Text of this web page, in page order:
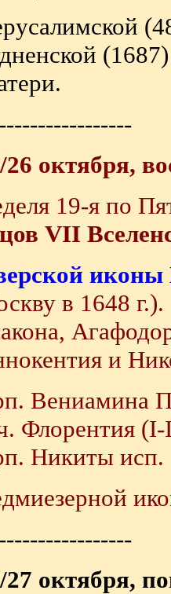
26 октября,
19-я по
VII
в 1648
и
Вениамина
Флорентия
Никиты исп.
27 октября,